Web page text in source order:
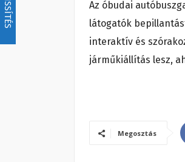
Az óbudai
látogatók
interaktív és
járműkiállítás lesz,
Megosztás